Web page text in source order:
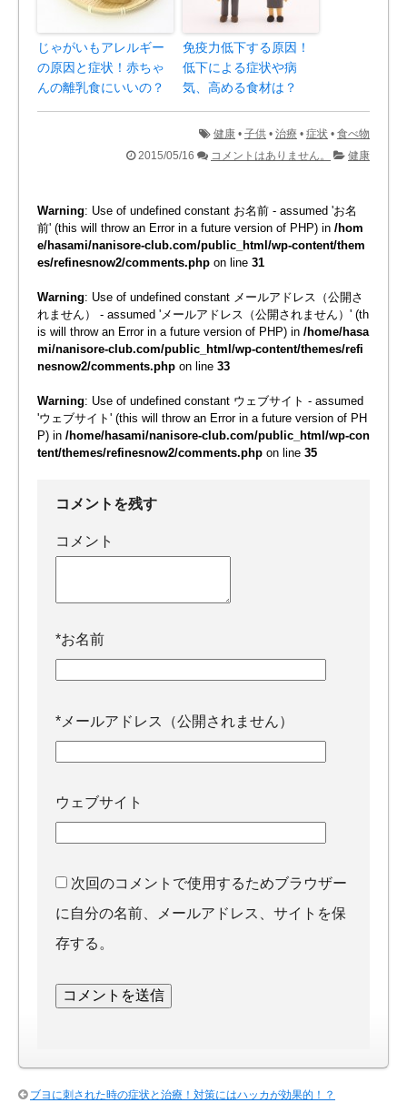
じゃがいもアレルギー
の原因と症状！赤ちゃ
んの離乳食にいいの？
免疫力低下する原因！
低下による症状や病
気、高める食材は？
健康 • 子供 • 治療 • 症状 • 食べ物
2015/05/16
コメントはありません。 健康
Warning: Use of undefined constant お名前 - assumed 'お名
前' (this will throw an Error in a future version of PHP) in /hom
e/hasami/nanisore-club.com/public_html/wp-content/them
es/refinesnow2/comments.php on line 31
Warning: Use of undefined constant メールアドレス（公開さ
れません） - assumed 'メールアドレス（公開されません）' (th
is will throw an Error in a future version of PHP) in /home/hasa
mi/nanisore-club.com/public_html/wp-content/themes/refi
nesnow2/comments.php on line 33
Warning: Use of undefined constant ウェブサイト - assumed
'ウェブサイト' (this will throw an Error in a future version of PH
P) in /home/hasami/nanisore-club.com/public_html/wp-con
tent/themes/refinesnow2/comments.php on line 35
コメントを残す
コメント
*お名前
* メールアドレス（公開されません）
ウェブサイト
次回のコメントで使用するためブラウザー
に自分の名前、メールアドレス、サイトを保
存する。
ブヨに刺された時の症状と治療！対策にはハッカが効果的！？